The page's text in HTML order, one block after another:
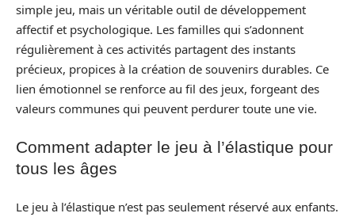
simple jeu, mais un véritable outil de développement
affectif et psychologique. Les familles qui s’adonnent
régulièrement à ces activités partagent des instants
précieux, propices à la création de souvenirs durables. Ce
lien émotionnel se renforce au fil des jeux, forgeant des
valeurs communes qui peuvent perdurer toute une vie.
Comment adapter le jeu à l’élastique pour
tous les âges
Le jeu à l’élastique n’est pas seulement réservé aux enfants.